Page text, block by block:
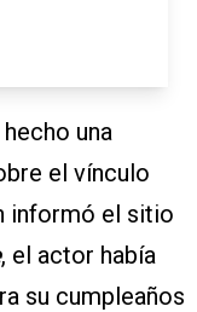
una
el vínculo
informó el sitio
, el actor había
su cumpleaños